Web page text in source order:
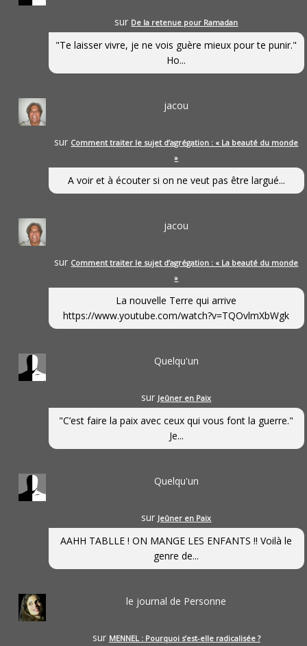
sur De la retenue pour Ramadan
"Te laisser vivre, je ne vois guère mieux pour te punir."
Ho...
jacou
sur Comment traiter le sujet d’agrégation : « La beauté du monde
»
A voir et à écouter si on ne veut pas être largué...
jacou
sur Comment traiter le sujet d’agrégation : « La beauté du monde
»
La nouvelle Terre qui arrive
https://www.youtube.com/watch?v=TQOvlmXbWgk
Quelqu'un
sur Jeûner en Paix
"C’est faire la paix avec ceux qui vous font la guerre."
Je...
Quelqu'un
sur Jeûner en Paix
AAHH TABLLE ! ON MANGE LES ENFANTS !! Voilà le
genre de...
le journal de Personne
sur MENNEL : Pourquoi s’est-elle radicalisée ?